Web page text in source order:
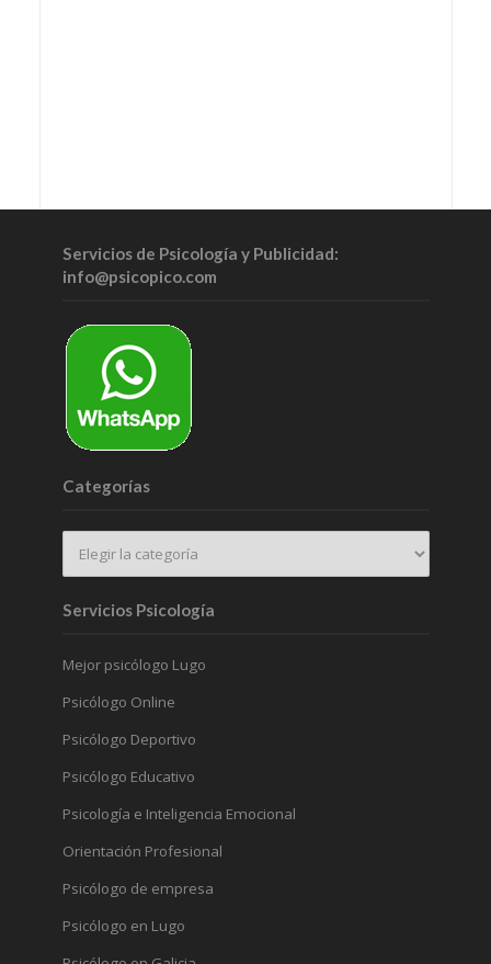
Servicios de Psicología y Publicidad:
info@psicopico.com
Categorías
Servicios Psicología
Mejor psicólogo Lugo
Psicólogo Online
Psicólogo Deportivo
Psicólogo Educativo
Psicología e Inteligencia Emocional
Orientación Profesional
Psicólogo de empresa
Psicólogo en Lugo